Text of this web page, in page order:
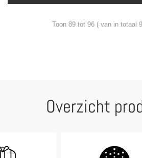
Toon 89 tot 96 ( van in totaal
Overzicht